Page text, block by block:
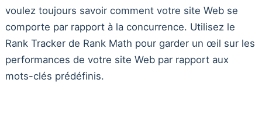
voulez toujours savoir comment votre site Web se
comporte par rapport à la concurrence. Utilisez le
Rank Tracker de Rank Math pour garder un œil sur les
performances de votre site Web par rapport aux
mots-clés prédéfinis.